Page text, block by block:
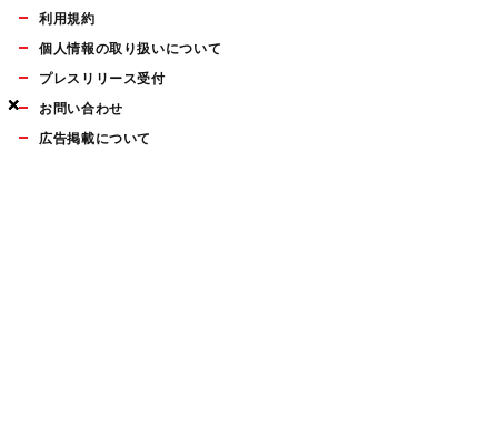
×
×
×
利用規約
個人情報の取り扱いについて
プレスリリース受付
お問い合わせ
広告掲載について